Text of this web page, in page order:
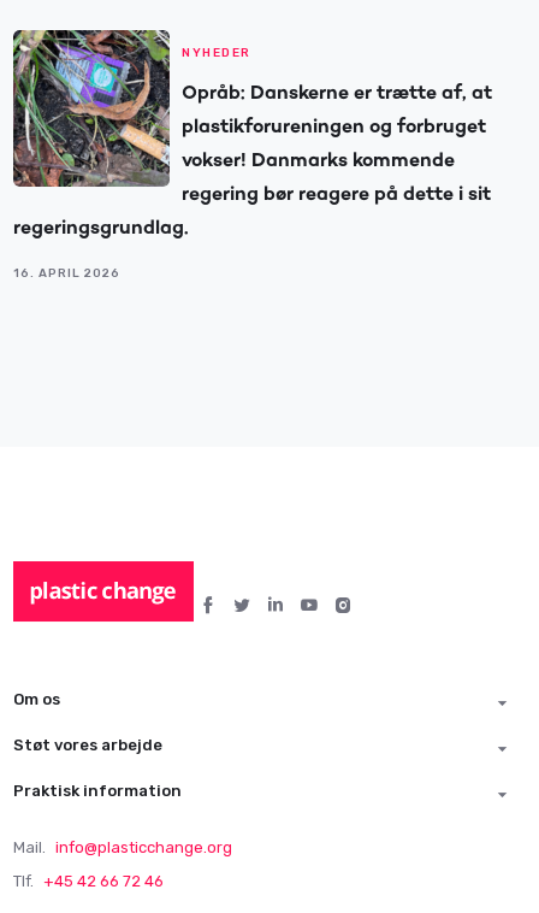
NYHEDER
Opråb: Danskerne er trætte af, at
plastikforureningen og forbruget
vokser! Danmarks kommende
regering bør reagere på dette i sit
regeringsgrundlag.
16. APRIL 2026
Om os
Støt vores arbejde
Praktisk information
Mail.
info@plasticchange.org
Tlf.
+45 42 66 72 46